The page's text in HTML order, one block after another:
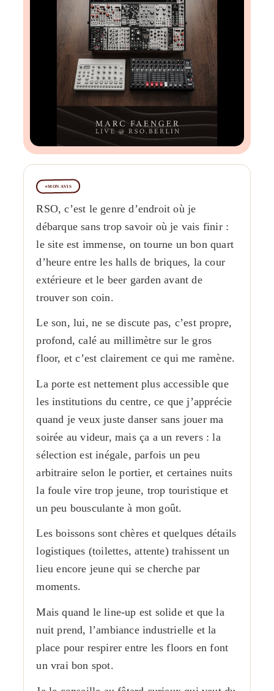
MON AVIS
RSO, c’est le genre d’endroit où je
débarque sans trop savoir où je vais finir :
le site est immense, on tourne un bon quart
d’heure entre les halls de briques, la cour
extérieure et le beer garden avant de
trouver son coin.
Le son, lui, ne se discute pas, c’est propre,
profond, calé au millimètre sur le gros
floor, et c’est clairement ce qui me ramène.
La porte est nettement plus accessible que
les institutions du centre, ce que j’apprécie
quand je veux juste danser sans jouer ma
soirée au videur, mais ça a un revers : la
sélection est inégale, parfois un peu
arbitraire selon le portier, et certaines nuits
la foule vire trop jeune, trop touristique et
un peu bousculante à mon goût.
Les boissons sont chères et quelques détails
logistiques (toilettes, attente) trahissent un
lieu encore jeune qui se cherche par
moments.
Mais quand le line-up est solide et que la
nuit prend, l’ambiance industrielle et la
place pour respirer entre les floors en font
un vrai bon spot.